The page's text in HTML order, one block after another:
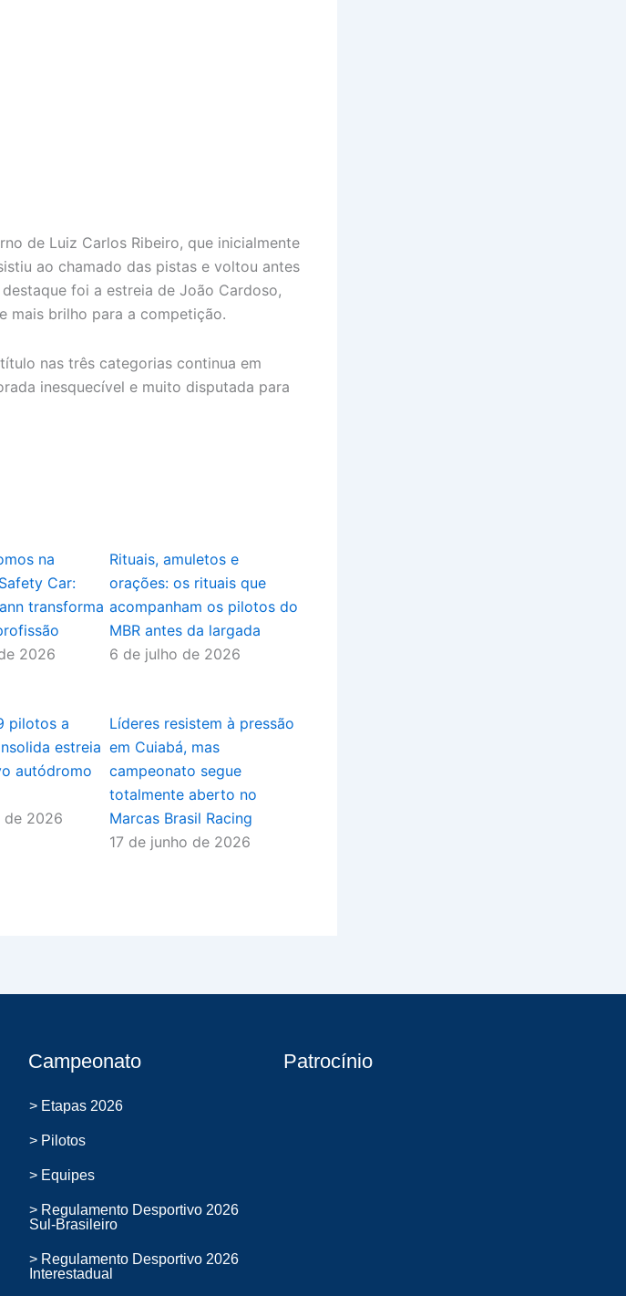
de Luiz Carlos Ribeiro, que inicialmente
ao chamado das pistas e voltou antes
foi a estreia de João Cardoso,
mais brilho para a competição.
nas três categorias continua em
inesquecível e muito disputada para
na
Car:
transforma
2026
Rituais, amuletos e
orações: os rituais que
acompanham os pilotos do
MBR antes da largada
6 de julho de 2026
pilotos a
estreia
autódromo
de 2026
Líderes resistem à pressão
em Cuiabá, mas
campeonato segue
totalmente aberto no
Marcas Brasil Racing
17 de junho de 2026
Campeonato
> Etapas 2026
> Pilotos
> Equipes
> Regulamento Desportivo 2026
Sul-Brasileiro
> Regulamento Desportivo 2026
Interestadual
Patrocínio